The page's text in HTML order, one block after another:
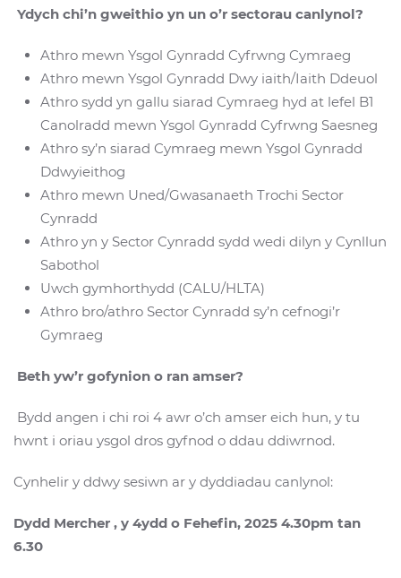
Ydych chi’n gweithio yn un o’r sectorau canlynol?
Athro mewn Ysgol Gynradd Cyfrwng Cymraeg
Athro mewn Ysgol Gynradd Dwy iaith/Iaith Ddeuol
Athro sydd yn gallu siarad Cymraeg hyd at lefel B1
Canolradd mewn Ysgol Gynradd Cyfrwng Saesneg
Athro sy’n siarad Cymraeg mewn Ysgol Gynradd
Ddwyieithog
Athro mewn Uned/Gwasanaeth Trochi Sector
Cynradd
Athro yn y Sector Cynradd sydd wedi dilyn y Cynllun
Sabothol
Uwch gymhorthydd (CALU/HLTA)
Athro bro/athro Sector Cynradd sy’n cefnogi’r
Gymraeg
Beth yw’r gofynion o ran amser?
Bydd angen i chi roi 4 awr o’ch amser eich hun, y tu
hwnt i oriau ysgol dros gyfnod o ddau ddiwrnod.
Cynhelir y ddwy sesiwn ar y dyddiadau canlynol:
Dydd Mercher , y 4ydd o Fehefin, 2025 4.30pm tan
6.30